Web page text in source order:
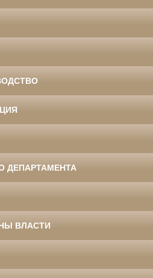
ДЕПАРТАМЕНТА
ВЛАСТИ